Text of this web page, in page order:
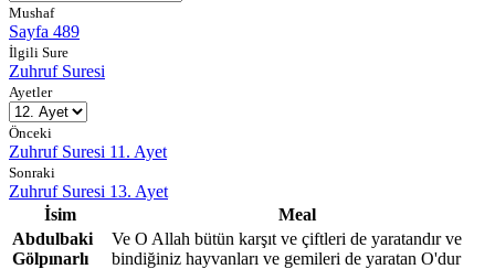
Mushaf
Sayfa 489
İlgili Sure
Zuhruf Suresi
Ayetler
Önceki
Zuhruf Suresi 11. Ayet
Sonraki
Zuhruf Suresi 13. Ayet
İsim
Meal
Abdulbaki
Gölpınarlı
Ve O Allah bütün karşıt ve çiftleri de yaratandır ve
bindiğiniz hayvanları ve gemileri de yaratan O'dur